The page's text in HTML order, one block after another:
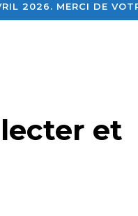
2026. MERCI DE
et